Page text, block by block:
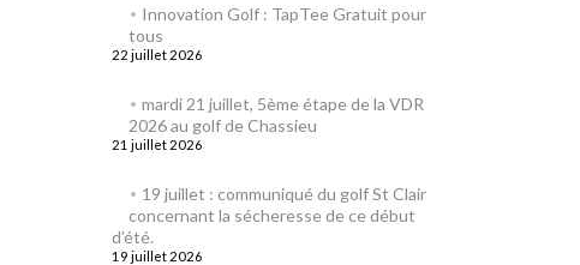
Innovation Golf : TapTee Gratuit pour
tous
22 juillet 2026
mardi 21 juillet, 5ème étape de la VDR
2026 au golf de Chassieu
21 juillet 2026
19 juillet : communiqué du golf St Clair
concernant la sécheresse de ce début
d’été.
19 juillet 2026